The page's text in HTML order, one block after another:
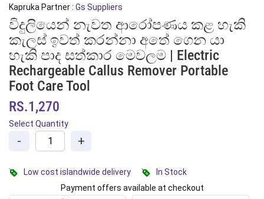
Kapruka Partner : Gs Suppliers
විදුලියෙන් නැවත ආරෝපණය කළ හැකි
කැලස් ඉවත් කරන්නා අතේ ගෙන යා
හැකි පාද සත්කාර මෙවලම | Electric
Rechargeable Callus Remover Portable
Foot Care Tool
RS.1,270
Select Quantity
- +
Low cost islandwide delivery
In Stock
Payment offers available at checkout